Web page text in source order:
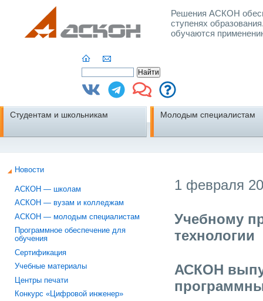
Решения АСКОН
ступенях
обучаются
Студентам и школьникам Молодым специалистам
Новости
АСКОН — школам
АСКОН — вузам и колледжам
АСКОН — молодым специалистам
Программное обеспечение для
обучения
Сертификация
Учебные материалы
Центры печати
Конкурс «Цифровой инженер»
1 февраля
Учебному
технологии
АСКОН